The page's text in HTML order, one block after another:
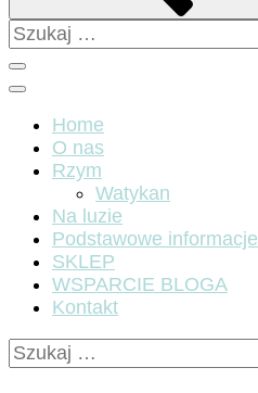
Szukaj:
Home
O nas
Rzym
Watykan
Na luzie
Podstawowe informacje
SKLEP
WSPARCIE BLOGA
Kontakt
Szukaj: